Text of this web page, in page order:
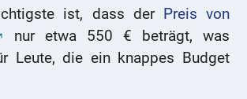
ist, dass der Preis von
nur etwa 550 € beträgt, was
Leute, die ein knappes Budget